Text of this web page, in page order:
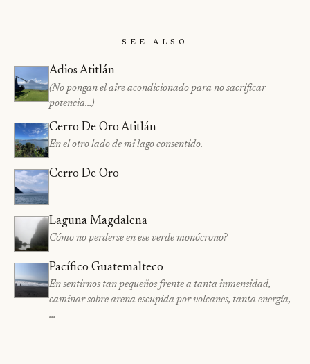
See Also
Adios Atitlán
(No pongan el aire acondicionado para no sacrificar
potencia…)
Cerro De Oro Atitlán
En el otro lado de mi lago consentido.
Cerro De Oro
Laguna Magdalena
Cómo no perderse en ese verde monócrono?
Pacífico Guatemalteco
En sentirnos tan pequeños frente a tanta inmensidad,
caminar sobre arena escupida por volcanes, tanta energía,
…